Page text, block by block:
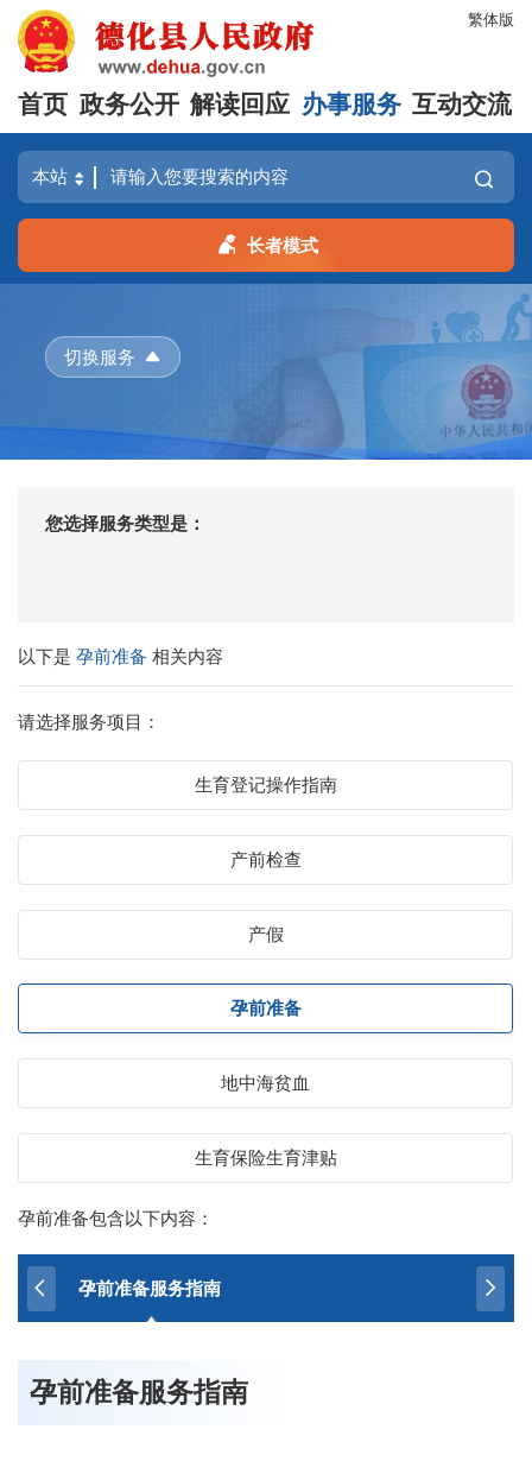
繁体版
首页 政务公开 解读回应 办事服务 互动交流
长者模式
切换服务
您选择服务类型是：
以下是孕前准备相关内容
请选择服务项目：
生育登记操作指南
产前检查
产假
孕前准备
地中海贫血
生育保险生育津贴
孕前准备包含以下内容：
孕前准备服务指南
孕前准备服务指南